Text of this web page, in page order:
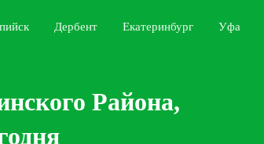
Дербент Екатеринбург Уфа
Района,